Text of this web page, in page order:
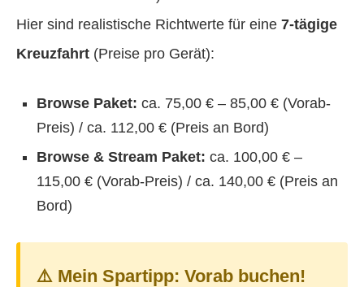
Hier sind realistische Richtwerte für eine 7-tägige
Kreuzfahrt (Preise pro Gerät):
Browse Paket: ca. 75,00 € – 85,00 € (Vorab-
Preis) / ca. 112,00 € (Preis an Bord)
Browse & Stream Paket: ca. 100,00 € –
115,00 € (Vorab-Preis) / ca. 140,00 € (Preis an
Bord)
⚠️ Mein Spartipp: Vorab buchen!